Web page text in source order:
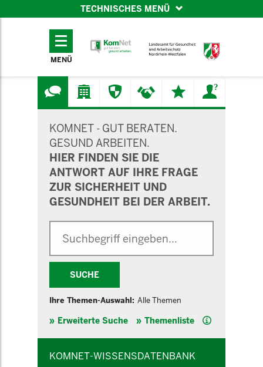
TECHNISCHES MENÜ
TECHNISCHES
MENÜ
KOMNET - GUT BERATEN.
GESUND ARBEITEN.
HIER FINDEN SIE DIE
ANTWORT AUF IHRE FRAGE
ZUR SICHERHEIT UND
GESUNDHEIT BEI DER ARBEIT.
SUCHE
Ihre Themen-Auswahl: Alle Themen
Erweiterte Suche Themenliste Hilfe
KOMNET-WISSENSDATENBANK